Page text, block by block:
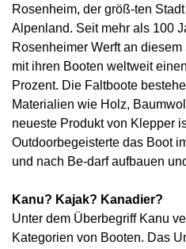
Rosenheim, der größ-ten
Alpenland. Seit mehr als 100
Rosenheimer Werft an
mit ihren Booten weltweit
Prozent. Die Faltboote
Materialien wie Holz,
neueste Produkt von Klepper
Outdoorbegeisterte das Boot
und nach Be-darf aufbauen
Kanu? Kajak? Kanadier?
Unter dem Überbegriff Kanu
Kategorien von Booten. Das